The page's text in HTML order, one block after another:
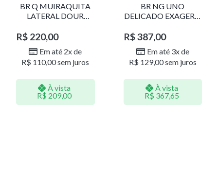
BR Q MUIRAQUITA
LATERAL DOUR
R$ 220,00
Em até 2x de
R$ 110,00sem juros
À vista
R$ 209,00
BR NG UNO
DELICADO EXAGERO
R$387,00
Em até 3x de
R$ 129,00sem juros
À vista
R$ 367,65